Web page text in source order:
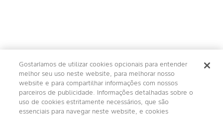
Gostaríamos de utilizar cookies opcionais para entender
melhor seu uso neste website, para melhorar nosso
website e para compartilhar informações com nossos
parceiros de publicidade. Informações detalhadas sobre o
uso de cookies estritamente necessários, que são
essenciais para navegar neste website, e cookies